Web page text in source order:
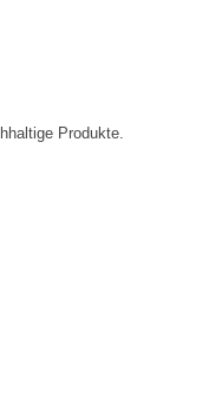
Produkte.